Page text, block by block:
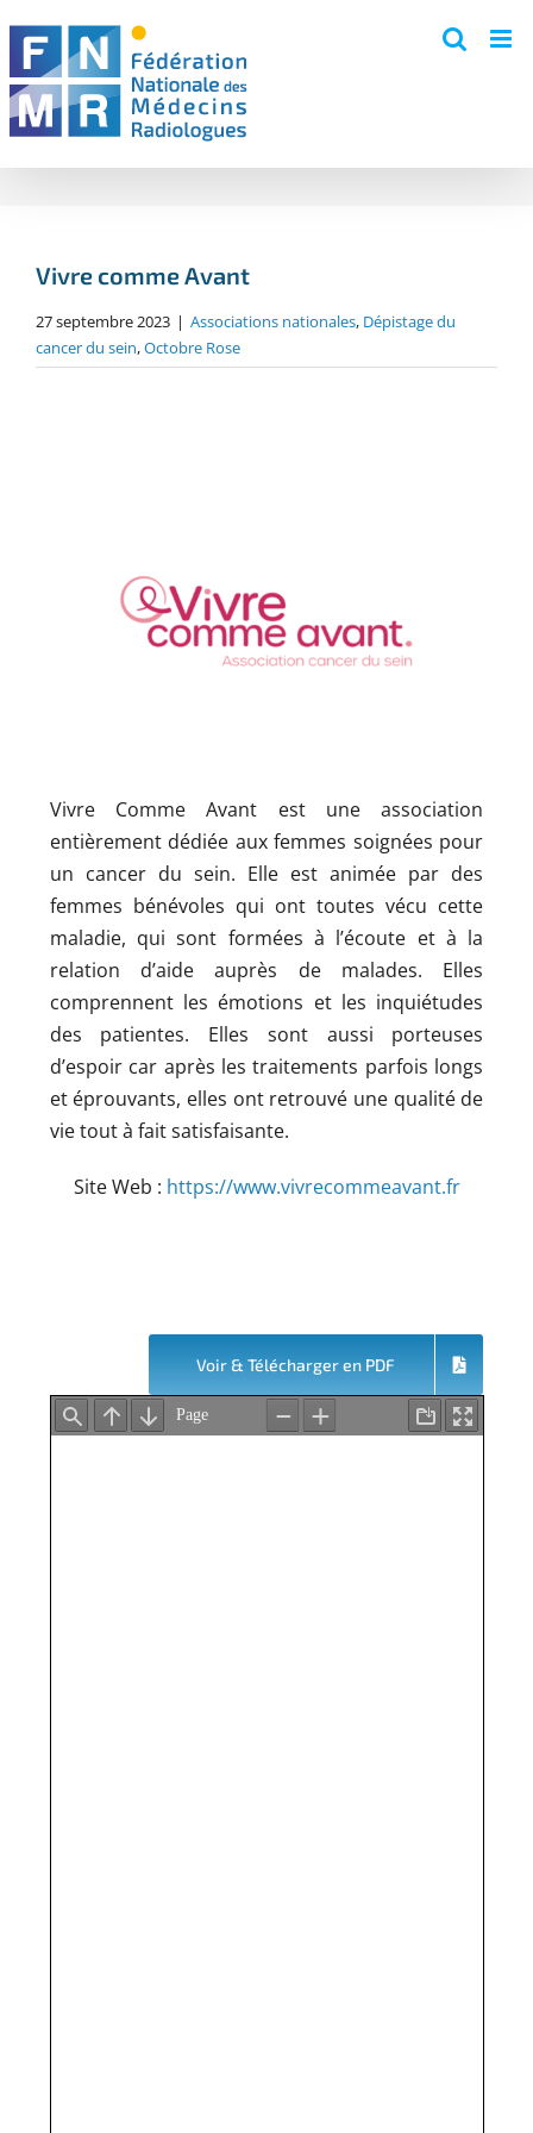
content
Vivre comme Avant
27 septembre 2023 | Associations nationales, Dépistage du
cancer du sein,Octobre Rose
Vivre Comme Avant est une association
entièrement dédiée aux femmes soignées pour
un cancer du sein. Elle est animée par des
femmes bénévoles qui ont toutes vécu cette
maladie, qui sont formées à l’écoute et à la
relation d’aide auprès de malades. Elles
comprennent les émotions et les inquiétudes
des patientes. Elles sont aussi porteuses
d’espoir car après les traitements parfois longs
et éprouvants, elles ont retrouvé une qualité de
vie tout à fait satisfaisante.
Site Web : https://www.vivrecommeavant.fr
Voir & Télécharger en PDF